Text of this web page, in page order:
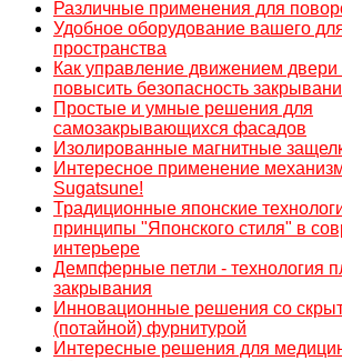
Различные применения для
Удобное оборудование вашего
пространства
Как управление движением
повысить безопасность
Простые и умные решения для
самозакрывающихся фасадов
Изолированные магнитные
Интересное применение
Sugatsune!
Традиционные японские
принципы "Японского стиля" в
интерьере
Демпферные петли - технология
закрывания
Инновационные решения со
(потайной) фурнитурой
Интересные решения для